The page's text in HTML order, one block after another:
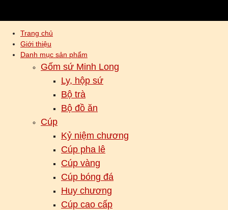
Trang chủ
Giới thiệu
Danh mục sản phẩm
Gốm sứ Minh Long
Ly, hộp sứ
Bộ trà
Bộ đồ ăn
Cúp
Kỷ niệm chương
Cúp pha lê
Cúp vàng
Cúp bóng đá
Huy chương
Cúp cao cấp